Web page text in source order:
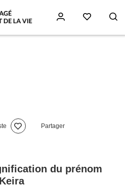
Partager
du prénom
Keira